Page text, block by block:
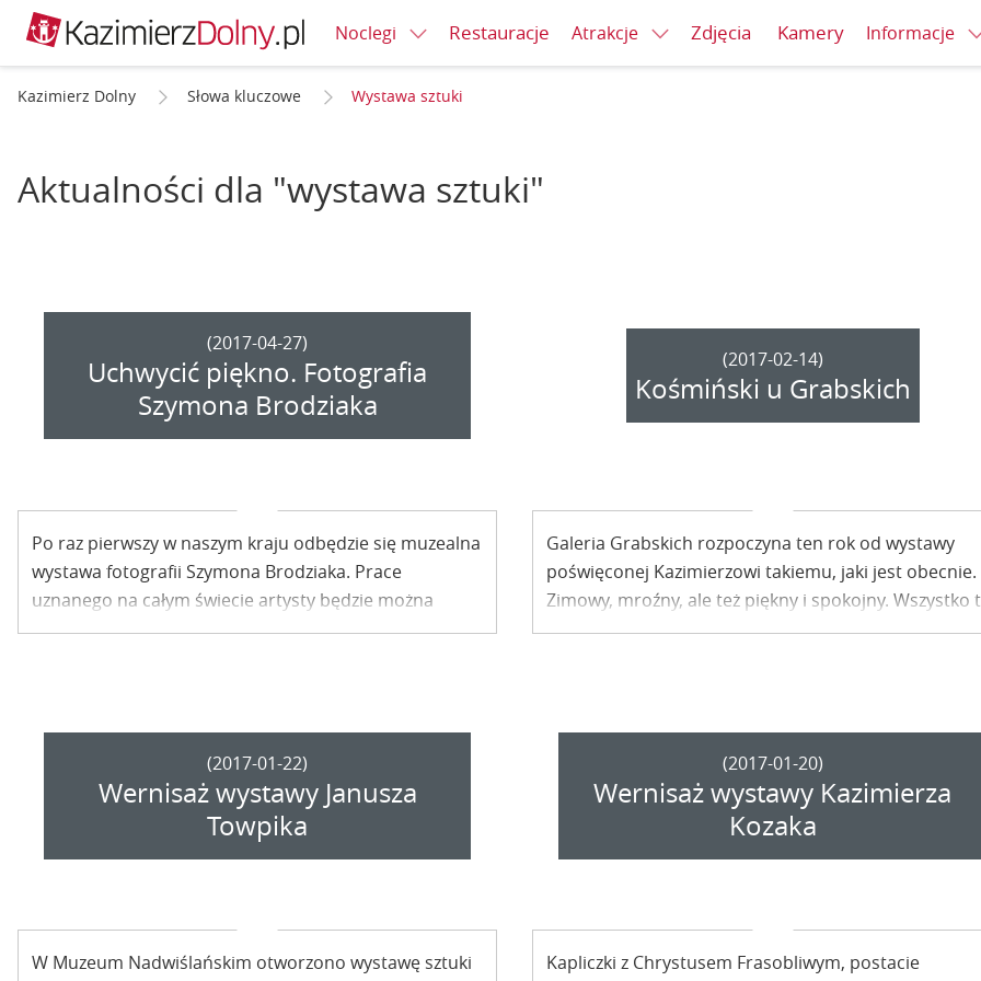
Noclegi Restauracje Atrakcje Zdjęcia Kamery Informacje
Kazimierz Dolny Słowa kluczowe Wystawa sztuki
Aktualności dla "wystawa sztuki"
(2017-04-27)
Uchwycić piękno. Fotografia
Szymona Brodziaka
Po raz pierwszy w naszym kraju odbędzie się muzealna
wystawa fotografii Szymona Brodziaka. Prace
uznanego na całym świecie artysty będzie można
oglądać już w tę sobotę w Galerii Wystaw Czasowych.
(2017-02-14)
Kośmiński u Grabskich
Galeria Grabskich rozpoczyna ten rok od wystawy
poświęconej Kazimierzowi takiemu, jaki jest obecnie.
Zimowy, mroźny, ale też piękny i spokojny. Wszystko
uchwycił w swej sztuce Jacek Kośmiński. To właśnie
(2017-01-22)
Wernisaż wystawy Janusza
Towpika
W Muzeum Nadwiślańskim otworzono wystawę sztuki
(2017-01-20)
Wernisaż wystawy Kazimierza
Kozaka
Kapliczki z Chrystusem Frasobliwym, postacie